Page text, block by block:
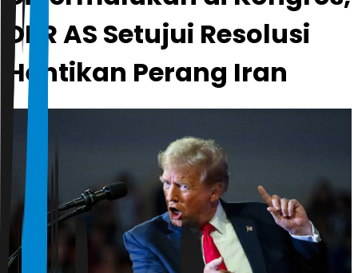
DPR AS Setujui Resolusi
Hentikan Perang Iran